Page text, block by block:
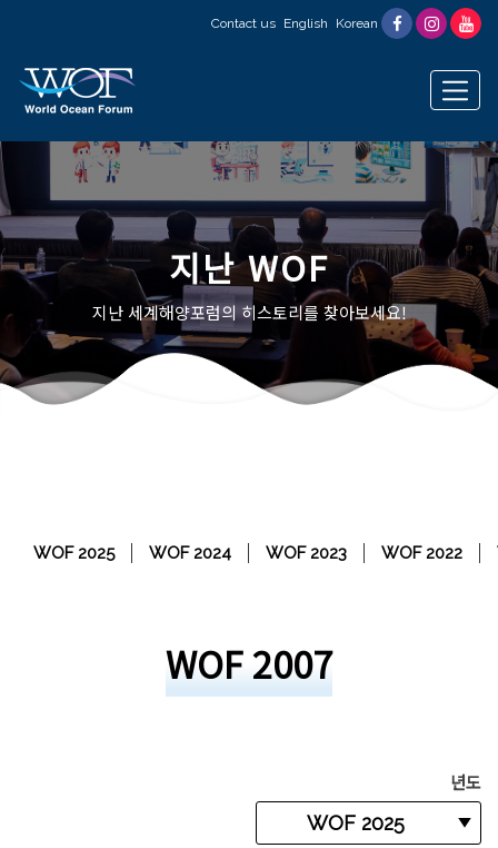
Contact us English Korean
지난 WOF
지난 세계해양포럼의 히스토리를 찾아보세요!
WOF 2025 WOF 2024 WOF 2023 WOF 2022
WOF 2007
년도